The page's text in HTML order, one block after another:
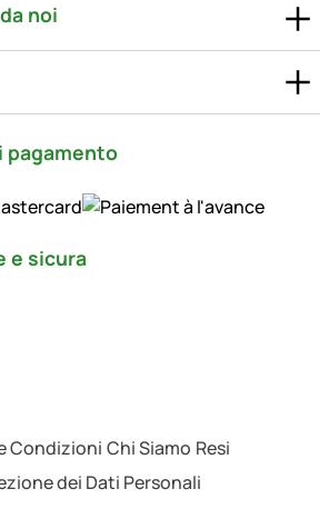
noi
pagamento
e sicura
Condizioni Chi Siamo Resi
dei Dati Personali